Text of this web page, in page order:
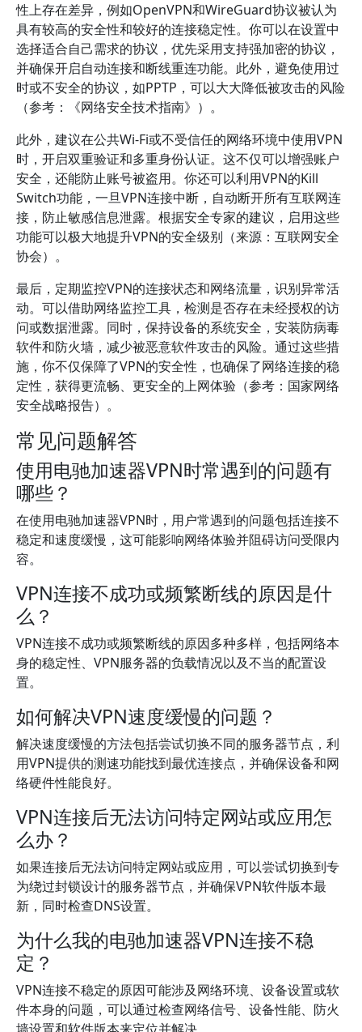
性上存在差异，例如OpenVPN和WireGuard协议被认为
具有较高的安全性和较好的连接稳定性。你可以在设置中
选择适合自己需求的协议，优先采用支持强加密的协议，
并确保开启自动连接和断线重连功能。此外，避免使用过
时或不安全的协议，如PPTP，可以大大降低被攻击的风险
（参考：《网络安全技术指南》）。
此外，建议在公共Wi-Fi或不受信任的网络环境中使用VPN
时，开启双重验证和多重身份认证。这不仅可以增强账户
安全，还能防止账号被盗用。你还可以利用VPN的Kill
Switch功能，一旦VPN连接中断，自动断开所有互联网连
接，防止敏感信息泄露。根据安全专家的建议，启用这些
功能可以极大地提升VPN的安全级别（来源：互联网安全
协会）。
最后，定期监控VPN的连接状态和网络流量，识别异常活
动。可以借助网络监控工具，检测是否存在未经授权的访
问或数据泄露。同时，保持设备的系统安全，安装防病毒
软件和防火墙，减少被恶意软件攻击的风险。通过这些措
施，你不仅保障了VPN的安全性，也确保了网络连接的稳
定性，获得更流畅、更安全的上网体验（参考：国家网络
安全战略报告）。
常见问题解答
使用电驰加速器VPN时常遇到的问题有
哪些？
在使用电驰加速器VPN时，用户常遇到的问题包括连接不
稳定和速度缓慢，这可能影响网络体验并阻碍访问受限内
容。
VPN连接不成功或频繁断线的原因是什
么？
VPN连接不成功或频繁断线的原因多种多样，包括网络本
身的稳定性、VPN服务器的负载情况以及不当的配置设
置。
如何解决VPN速度缓慢的问题？
解决速度缓慢的方法包括尝试切换不同的服务器节点，利
用VPN提供的测速功能找到最优连接点，并确保设备和网
络硬件性能良好。
VPN连接后无法访问特定网站或应用怎
么办？
如果连接后无法访问特定网站或应用，可以尝试切换到专
为绕过封锁设计的服务器节点，并确保VPN软件版本最
新，同时检查DNS设置。
为什么我的电驰加速器VPN连接不稳
定？
VPN连接不稳定的原因可能涉及网络环境、设备设置或软
件本身的问题，可以通过检查网络信号、设备性能、防火